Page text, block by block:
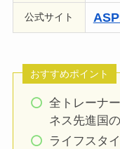
公式サイト
おすすめポイント
全トレーナ
ネス先進国
ライフスタ